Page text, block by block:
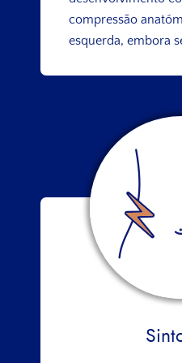
compressão
esquerda, embora